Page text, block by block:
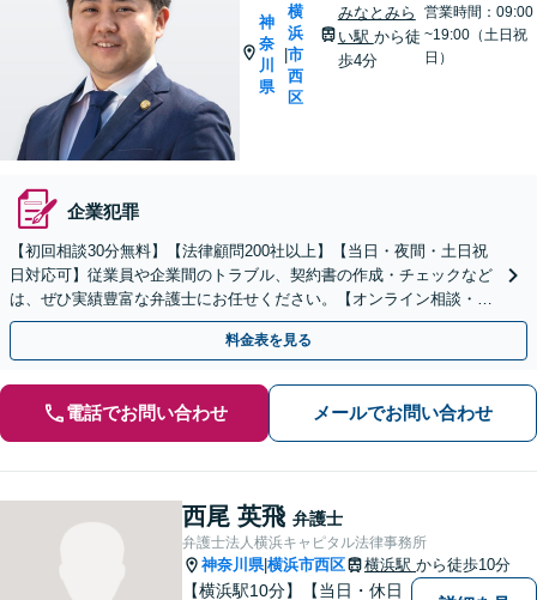
神
奈
川
県
横
浜
市
西
区
みなとみら
い駅 から徒
歩4分
営業時間：09:00
~19:00（土日祝
日）
企業犯罪
【初回相談30分無料】【法律顧問200社以上】【当日・夜間・土日祝
日対応可】従業員や企業間のトラブル、契約書の作成・チェックなど
は、ぜひ実績豊富な弁護士にお任せください。【オンライン相談・電
子契約に対応】
料金表を見る
電話でお問い合わせ メールでお問い合わせ
西尾 英飛 弁護士
弁護士法人横浜キャピタル法律事務所
神奈川県|横浜市西区 横浜駅 から徒歩10分
【横浜駅10分】【当日・休日